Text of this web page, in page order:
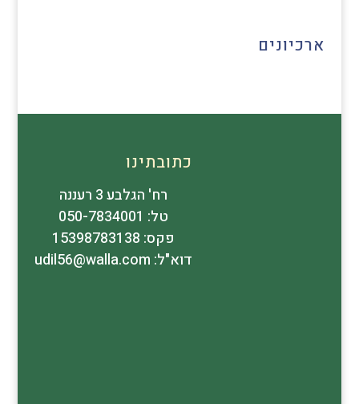
ארכיונים
כתובתינו
רח' הגלבע 3 רעננה
טל: 050-7834001
פקס: 15398783138
דוא"ל: udil56@walla.com